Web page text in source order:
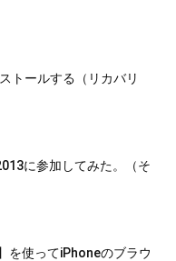
トールする（リカバリ
に参加してみた。（そ
を使ってiPhoneのブラウ